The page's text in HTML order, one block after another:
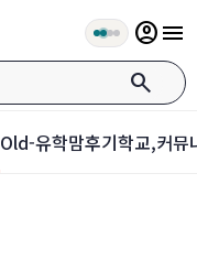
search
account_circlemenu
Old-유학맘후기학교,커뮤